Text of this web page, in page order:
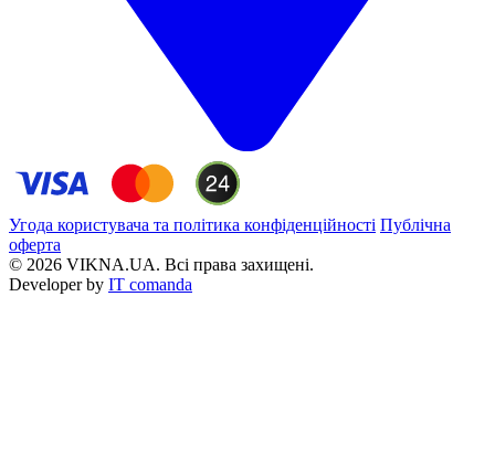
Угода користувача та політика конфіденційності Публічна
оферта
© 2026 VIKNA.UA. Всі права захищені.
Developer by IT comanda